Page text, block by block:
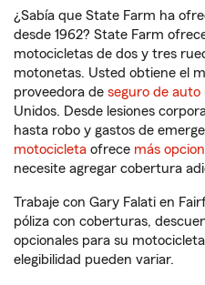
¿Sabía que State Farm ha
desde 1962? State Farm
motocicletas de dos y tres
motonetas. Usted obtiene el
proveedora de seguro de auto
Unidos. Desde lesiones
hasta robo y gastos de
motocicleta ofrece más
necesite agregar cobertura
Trabaje con Gary Falati en
póliza con coberturas,
opcionales para su
elegibilidad pueden variar.